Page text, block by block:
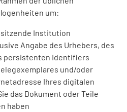
um:
Institution
Angabe des Urhebers, des
persistenten Identifiers
und/oder
Ihres digitalen
das Dokument oder Teile
haben